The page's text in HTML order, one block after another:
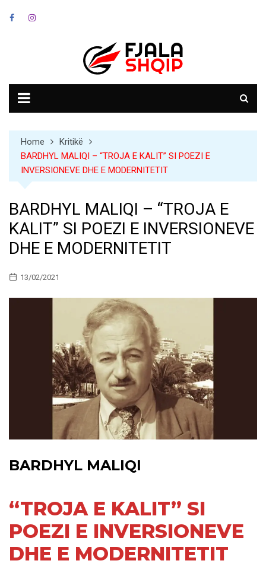
Home
Kritikë
BARDHYL MALIQI – “TROJA E KALIT” SI POEZI E
INVERSIONEVE DHE E MODERNITETIT
BARDHYL MALIQI – “TROJA E
KALIT” SI POEZI E INVERSIONEVE
DHE E MODERNITETIT
13/02/2021
BARDHYL MALIQI
“TROJA E KALIT” SI
POEZI E INVERSIONEVE
DHE E MODERNITETIT